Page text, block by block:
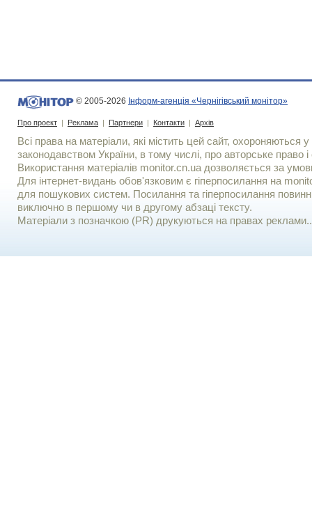
© 2005-2026 Інформ-агенція «Чернігівський монітор»
Про проект | Реклама | Партнери | Контакти | Архів
Всі права на матеріали, які містить цей сайт, охороняються у
законодавством України, в тому числі, про авторське право і
Використання матерiалiв monitor.cn.ua дозволяється за
Для iнтернет-видань обов'язковим є гiперпосилання на
для пошукових систем. Посилання та гіперпосилання
виключно в першому чи в другому абзаці тексту.
Матеріали з позначкою (PR) друкуються на правах реклами..